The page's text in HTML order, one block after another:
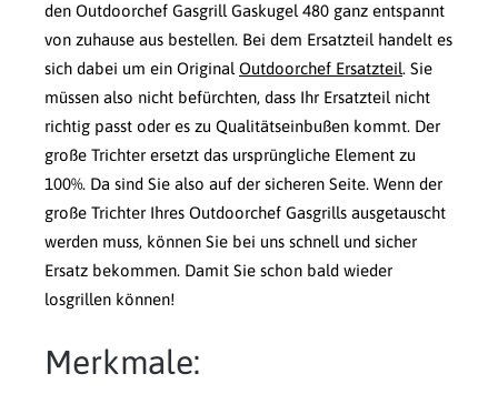
den Outdoorchef Gasgrill Gaskugel 480 ganz entspannt
von zuhause aus bestellen. Bei dem Ersatzteil handelt es
sich dabei um ein Original Outdoorchef Ersatzteil. Sie
müssen also nicht befürchten, dass Ihr Ersatzteil nicht
richtig passt oder es zu Qualitätseinbußen kommt. Der
große Trichter ersetzt das ursprüngliche Element zu
100%. Da sind Sie also auf der sicheren Seite. Wenn der
große Trichter Ihres Outdoorchef Gasgrills ausgetauscht
werden muss, können Sie bei uns schnell und sicher
Ersatz bekommen. Damit Sie schon bald wieder
losgrillen können!
Merkmale: